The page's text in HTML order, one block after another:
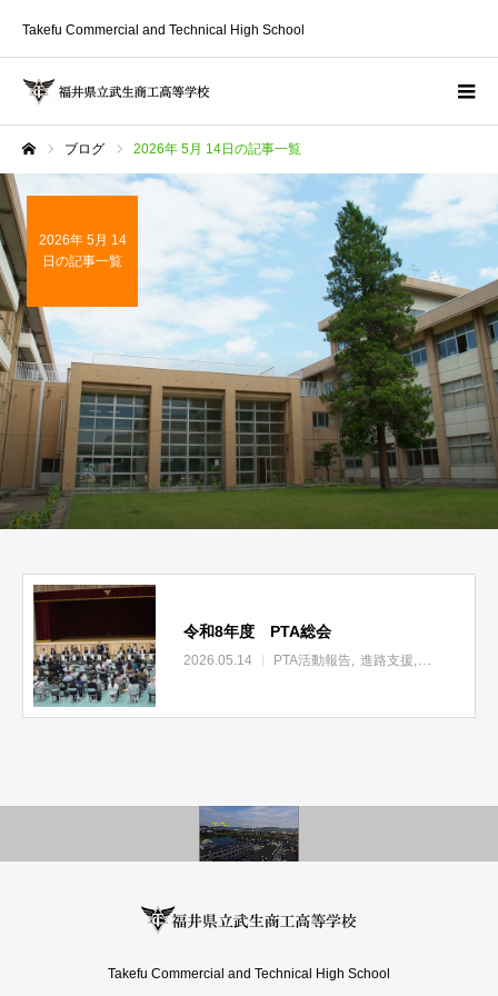
Takefu Commercial and Technical High School
ブログ 2026年 5月 14日の記事一覧
2026年 5月 14
日の記事一覧
令和8年度 PTA総会
2026.05.14 PTA活動報告 進路支援 令和8年度
Takefu Commercial and Technical High School